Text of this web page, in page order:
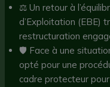
⚖️ Un retour à
d’Exploitation (EBE)
restructuration
🛡️ Face à une
opté pour une
cadre protecteur